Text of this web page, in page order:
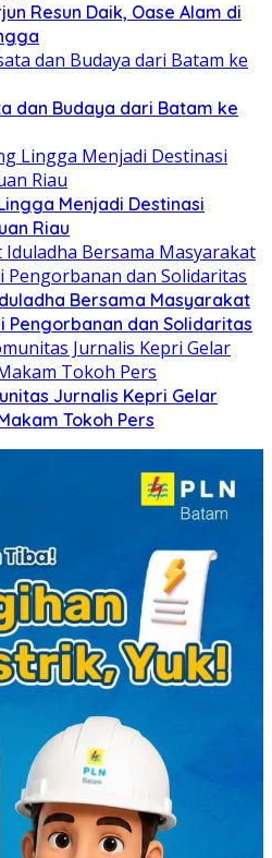
Resun Daik, Oase Alam di
dan Budaya dari Batam ke
Menjadi Destinasi
Riau
Bersama Masyarakat
Pengorbanan dan Solidaritas
Jurnalis Kepri Gelar
Tokoh Pers